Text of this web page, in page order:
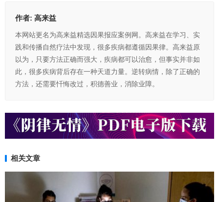
作者: 高来益
本网站更名为高来益精选因果报应案例网。高来益在学习、实
践和传播自然疗法中发现，很多疾病都遵循因果律。高来益原
以为，只要方法正确而强大，疾病都可以治愈，但事实并非如
此，很多疾病背后存在一种天道力量。逆转病情，除了正确的
方法，还需要忏悔改过，积德善业，消除业障。
相关文章